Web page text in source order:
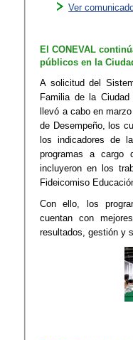
Ver
El CONEVAL
públicos en la
A solicitud del
Familia de la
llevó a cabo en
de Desempeño, los
los indicadores de
programas a cargo
incluyeron en los
Fideicomiso
Con ello, los
cuentan con
resultados, gestión y